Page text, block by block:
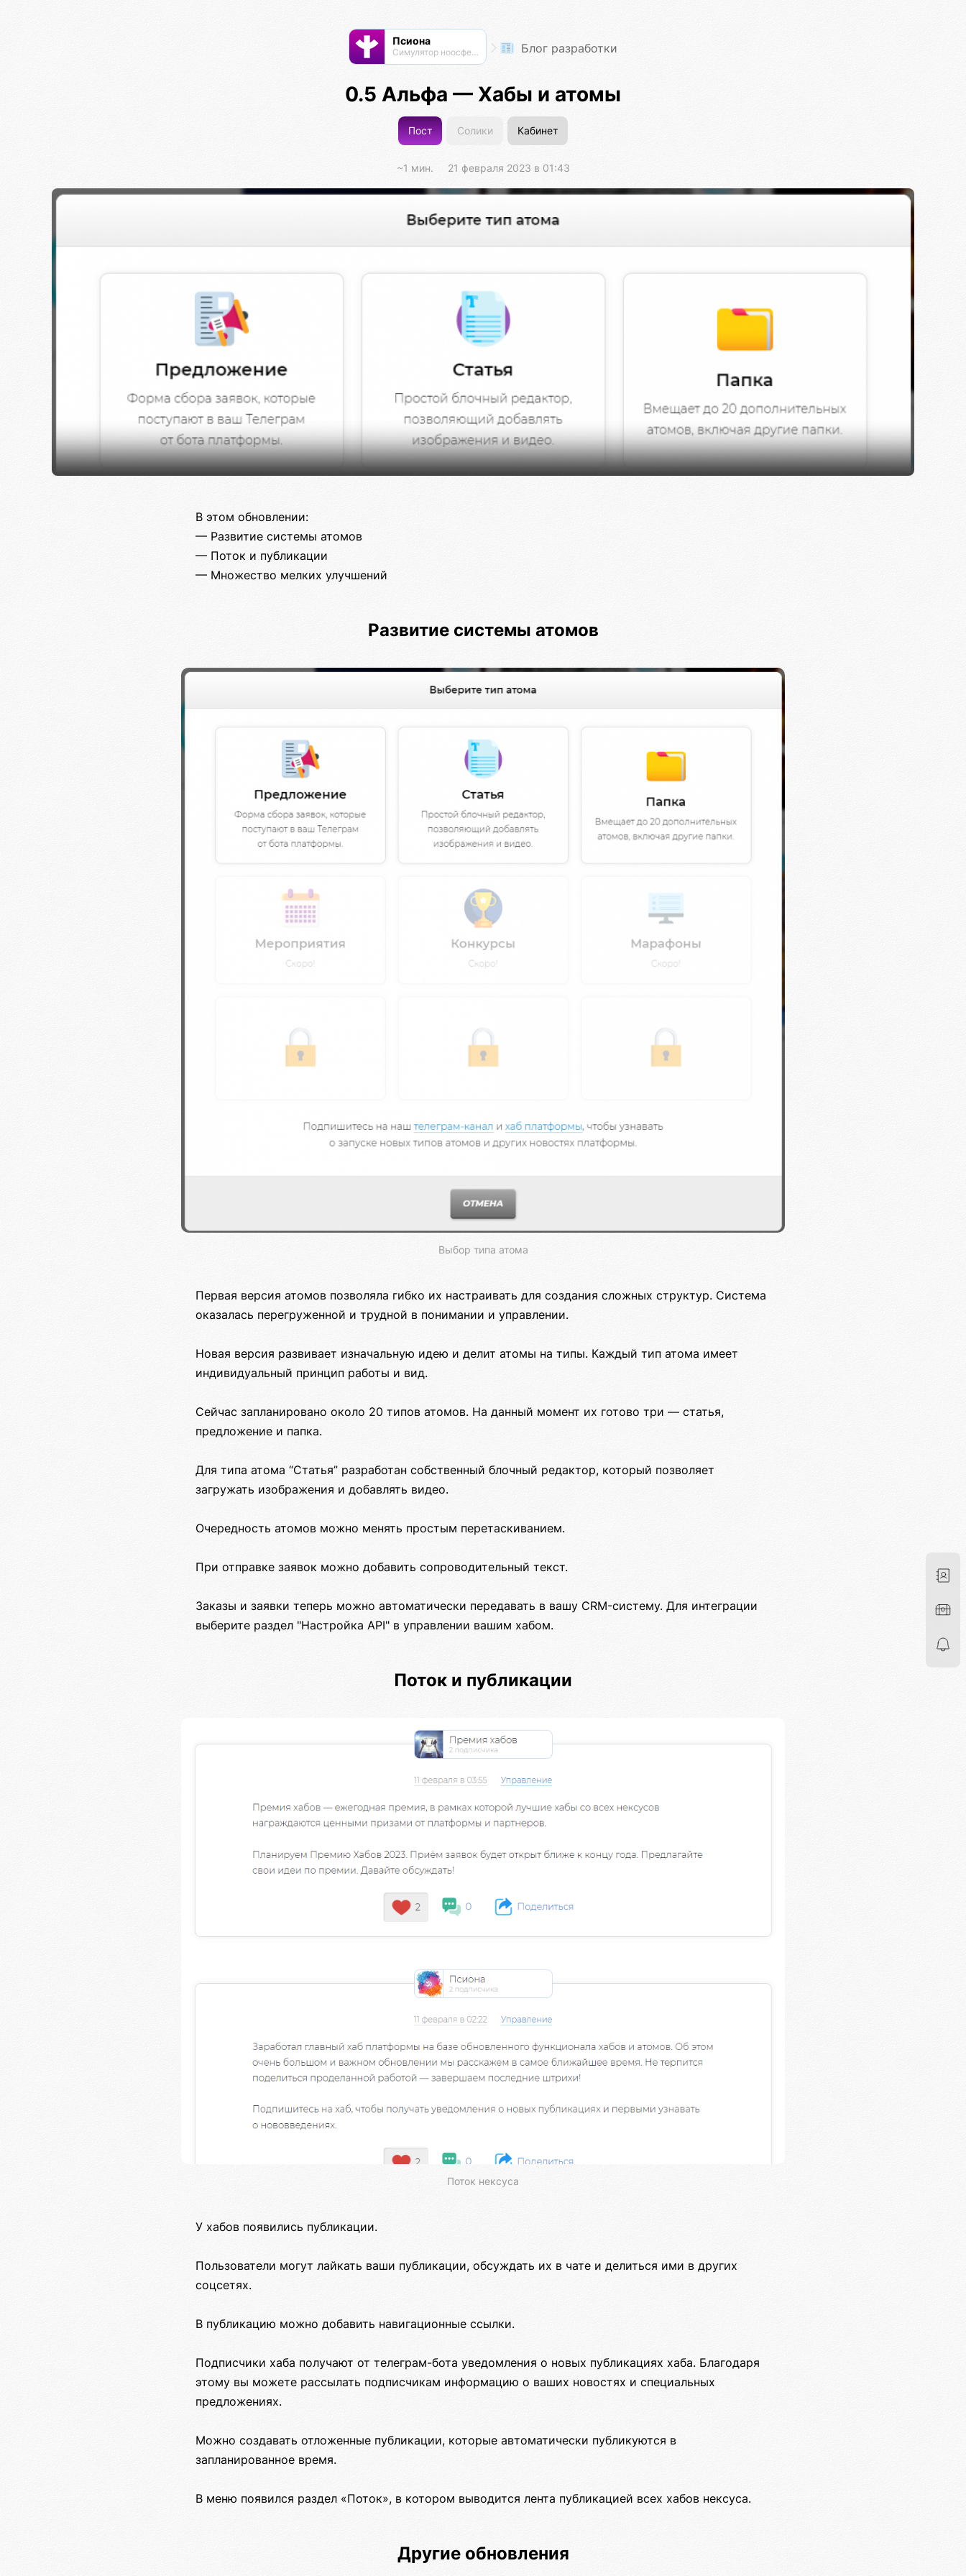
Псиона
Cимулятор ноосферы Блог разработки
0.5 Альфа — Хабы и атомы
Пост Солики Кабинет
~1 мин. 21 февраля 2023 в 01:43
В этом обновлении:
— Развитие системы атомов
— Поток и публикации
— Множество мелких улучшений
Развитие системы атомов
Выбор типа атома
Первая версия атомов позволяла гибко их настраивать для создания сложных структур. Система
оказалась перегруженной и трудной в понимании и управлении.
Новая версия развивает изначальную идею и делит атомы на типы. Каждый тип атома имеет
индивидуальный принцип работы и вид.
Сейчас запланировано около 20 типов атомов. На данный момент их готово три — статья,
предложение и папка.
Для типа атома “Статья” разработан собственный блочный редактор, который позволяет
загружать изображения и добавлять видео.
Очередность атомов можно менять простым перетаскиванием.
При отправке заявок можно добавить сопроводительный текст.
Заказы и заявки теперь можно автоматически передавать в вашу CRM-систему. Для интеграции
выберите раздел "Настройка API" в управлении вашим хабом.
Поток и публикации
Поток нексуса
У хабов появились публикации.
Пользователи могут лайкать ваши публикации, обсуждать их в чате и делиться ими в других
соцсетях.
В публикацию можно добавить навигационные ссылки.
Подписчики хаба получают от телеграм-бота уведомления о новых публикациях хаба. Благодаря
этому вы можете рассылать подписчикам информацию о ваших новостях и специальных
предложениях.
Можно создавать отложенные публикации, которые автоматически публикуются в
запланированное время.
В меню появился раздел «Поток», в котором выводится лента публикацией всех хабов нексуса.
Другие обновления